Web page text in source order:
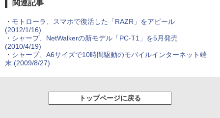
関連記事
・ モトローラ、スマホで復活した「RAZR」をアピール
(2012/1/16)
・ シャープ、NetWalkerの新モデル「PC-T1」を5月発売
(2010/4/19)
・ シャープ、A6サイズで10時間駆動のモバイルインターネット端
末 (2009/8/27)
トップページに戻る